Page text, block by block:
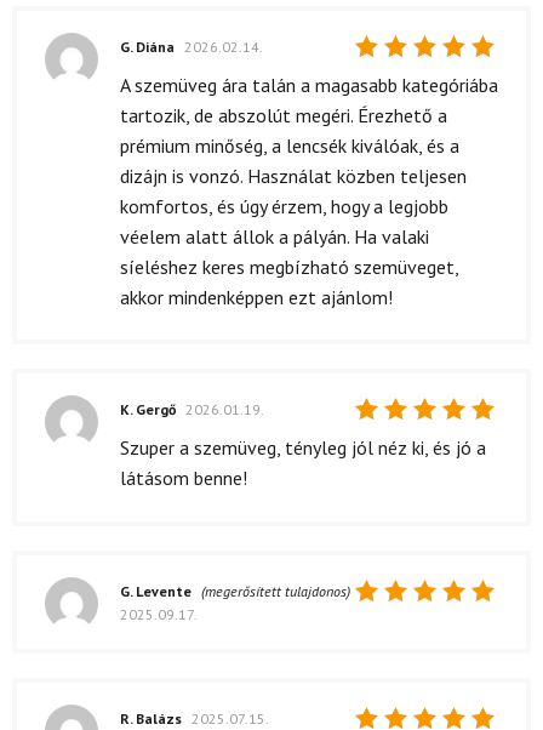
Értékelés:
5
G. Diána 2026.02.14.
A szemüveg ára talán a magasabb kategóriába
tartozik, de abszolút megéri. Érezhető a
prémium minőség, a lencsék kiválóak, és a
dizájn is vonzó. Használat közben teljesen
komfortos, és úgy érzem, hogy a legjobb
véelem alatt állok a pályán. Ha valaki
síeléshez keres megbízható szemüveget,
akkor mindenképpen ezt ajánlom!
Értékelés:
K. Gergő 2026.01.19.
Szuper a szemüveg, tényleg jól néz ki, és jó a
látásom benne!
G. Levente (megerősített tulajdonos)
2025.09.17.
R. Balázs 2025.07.15.